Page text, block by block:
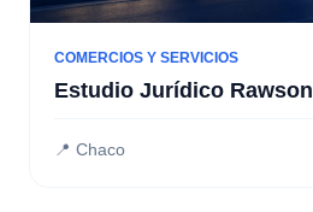
COMERCIOS Y SERVICIOS
Estudio Jurídico Rawson
📍 Chaco